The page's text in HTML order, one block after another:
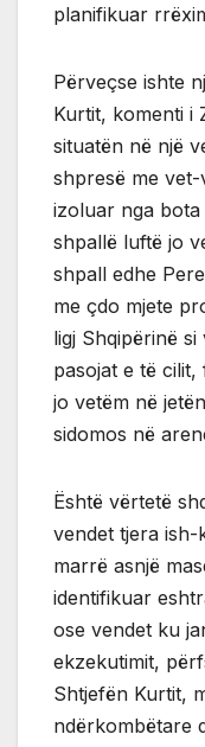
planifikuar
Përveçse ishte
Kurtit, komenti i
situatën në një
shpresë me
izoluar nga bota
shpallë luftë jo
shpall edhe
me çdo mjete
ligj Shqipërinë
pasojat e të cilit,
jo vetëm në
sidomos në
Është vërtetë
vendet tjera
marrë asnjë
identifikuar
ose vendet ku
ekzekutimit,
Shtjefën Kurtit,
ndërkombëtare